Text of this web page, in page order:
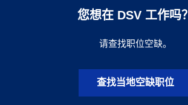
您想在 DSV 工作吗？
请查找职位空缺。
查找当地空缺职位